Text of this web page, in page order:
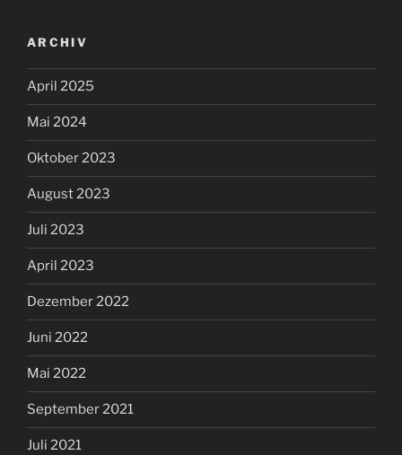
ARCHIV
April 2025
Mai 2024
Oktober 2023
August 2023
Juli 2023
April 2023
Dezember 2022
Juni 2022
Mai 2022
September 2021
Juli 2021